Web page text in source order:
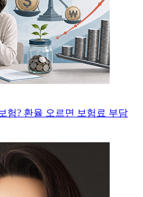
험? 환율 오르면 보험료 부담